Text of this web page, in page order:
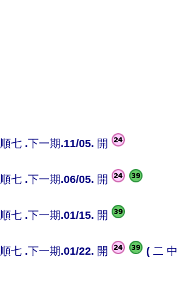
順七 .下一期.11/05. 開
順七 .下一期.06/05. 開
順七 .下一期.01/15. 開
順七 .下一期.01/22. 開
( 二 中